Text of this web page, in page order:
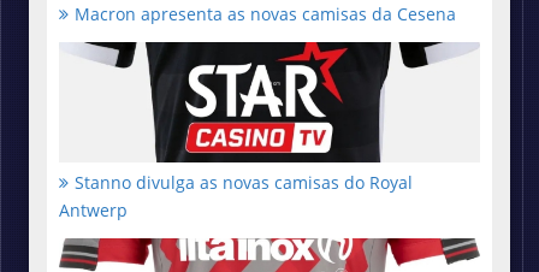
Macron apresenta as novas camisas da Cesena
Stanno divulga as novas camisas do Royal
Antwerp